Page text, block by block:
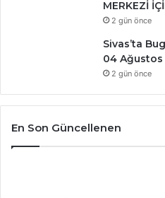
MERKEZİ
2 gün önce
Sivas’ta
04 Ağustos
2 gün önce
En Son Güncellenen